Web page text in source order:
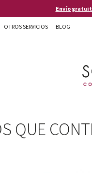
Envío
OTROS SERVICIOS BLOG
QUE